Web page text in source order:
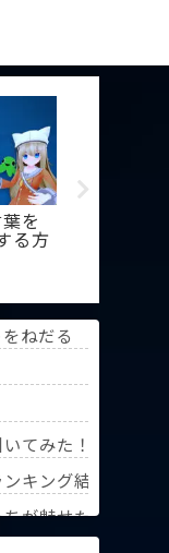
を
る方
ねだる
てみた！気づけ
キング結果を分
票】
が魅せた驚異の